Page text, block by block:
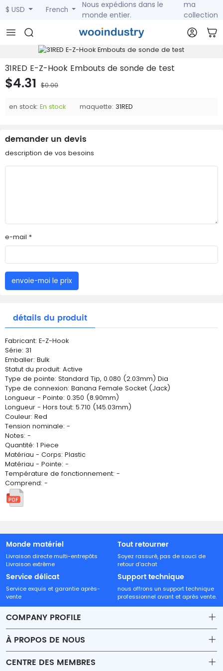
$ USD French
Nous expédions dans le
monde entier.
ma
collection
31RED E-Z-Hook Embouts de sonde de test
$4.31 $0.00
en stock: En stock maquette: 31RED
demander un devis
description de vos besoins
e-mail *
envoie-moi le prix
détails du produit
Fabricant: E-Z-Hook
Série: 31
Emballer: Bulk
Statut du produit: Active
Type de pointe: Standard Tip, 0.080 (2.03mm) Dia
Type de connexion: Banana Female Socket (Jack)
Longueur - Pointe: 0.350 (8.90mm)
Longueur - Hors tout: 5.710 (145.03mm)
Couleur: Red
Tension nominale: -
Notes: -
Quantité: 1 Piece
Matériau - Corps: Plastic
Matériau - Pointe: -
Température de fonctionnement: -
Comprend: -
Monde matériel
Livraison directe multi-entrepôts
Livraison extrême
Tout retourner
Soyez rassuré, pas de souci de
retour d'achat
Service délicat
Service exquis et garantie après-
vente
Support technique
nous offrons un support technique
professionnel avant et après vente.
COMPANY PROFILE
À PROPOS DE NOUS
CENTRE DES MEMBRES